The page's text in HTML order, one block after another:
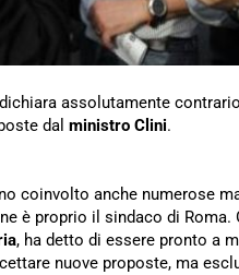
assolutamente
dal ministro Clini.
coinvolto anche numerose
è proprio il sindaco di
, ha detto di essere pronto a
nuove proposte, ma